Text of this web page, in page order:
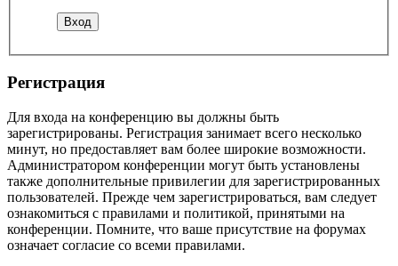
Регистрация
Для входа на конференцию вы должны быть
зарегистрированы. Регистрация занимает всего несколько
минут, но предоставляет вам более широкие возможности.
Администратором конференции могут быть установлены
также дополнительные привилегии для зарегистрированных
пользователей. Прежде чем зарегистрироваться, вам следует
ознакомиться с правилами и политикой, принятыми на
конференции. Помните, что ваше присутствие на форумах
означает согласие со всеми правилами.